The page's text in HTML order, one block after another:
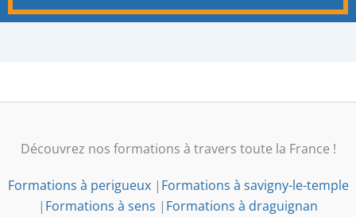
Découvrez nos formations à travers toute la France !
Formations à perigueux| Formations à savigny-le-temple
| Formations à sens | Formations à draguignan